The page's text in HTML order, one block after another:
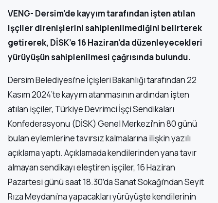
VENG- Dersim’de kayyım tarafından işten atılan
işçiler direnişlerini sahiplenilmediğini belirterek
getirerek, DİSK’e 16 Haziran’da düzenleyecekleri
yürüyüşün sahiplenilmesi çağrısında bulundu.
Dersim Belediyesi’ne İçişleri Bakanlığı tarafından 22
Kasım 2024’te kayyım atanmasının ardından işten
atılan işçiler, Türkiye Devrimci İşçi Sendikaları
Konfederasyonu (DİSK) Genel Merkezi’nin 80 günü
bulan eylemlerine tavırsız kalmalarına ilişkin yazılı
açıklama yaptı. Açıklamada kendilerinden yana tavır
almayan sendikayı eleştiren işçiler, 16 Haziran
Pazartesi günü saat 18.30’da Sanat Sokağı’ndan Seyit
Rıza Meydanı’na yapacakları yürüyüşte kendilerinin